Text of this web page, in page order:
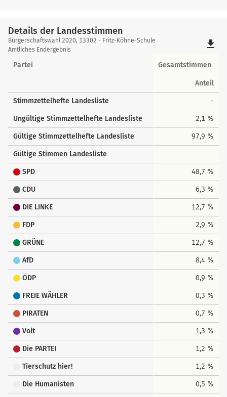
Details der Landesstimmen
Details
der
Landesstimmen
Bürgerschaftswahl 2020, 13302 - Fritz-Köhne-Schule
Amtliches Endergebnis
file_download
Partei Gesamtstimmen
Anteil
Stimmzettelhefte Landesliste -
Ungültige Stimmzettelhefte Landesliste 2,1 %
Gültige Stimmzettelhefte Landesliste 97,9 %
Gültige Stimmen Landesliste -
SPD 48,7 %
CDU 6,3 %
DIE LINKE 12,7 %
FDP 2,9 %
GRÜNE 12,7 %
AfD 8,4 %
ÖDP 0,9 %
FREIE WÄHLER 0,3 %
PIRATEN 0,7 %
Volt 1,3 %
Die PARTEI 1,2 %
Tierschutz hier! 1,2 %
Die Humanisten 0,5 %